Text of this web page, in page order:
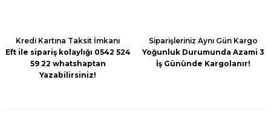
Kredi Kartına Taksit İmkanı
Eft ile sipariş kolaylığı 0542 524
59 22 whatshaptan
Yazabilirsiniz!
Siparişleriniz Aynı Gün Kargo
Yoğunluk Durumunda Azami 3
İş Gününde Kargolanır!